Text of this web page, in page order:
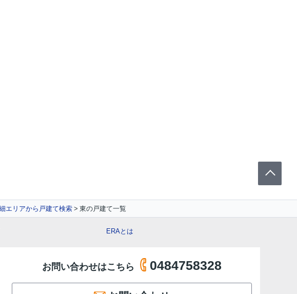
エリアから戸建て検索 東の戸建て一覧
ERAとは
お問い合わせはこちら 0484758328